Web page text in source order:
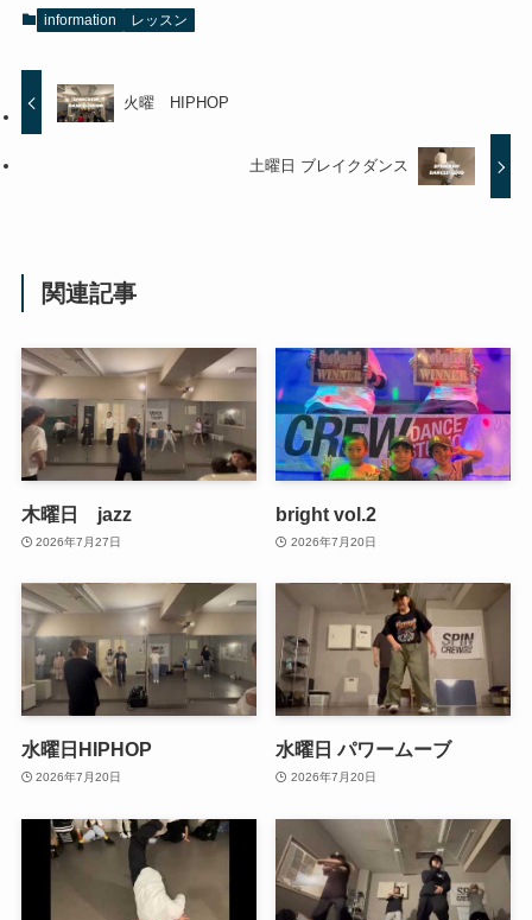
information レッスン
火曜 HIPHOP
土曜日 ブレイクダンス
関連記事
木曜日 jazz
2026年7月27日
bright vol.2
2026年7月20日
水曜日HIPHOP
2026年7月20日
水曜日 パワームーブ
2026年7月20日